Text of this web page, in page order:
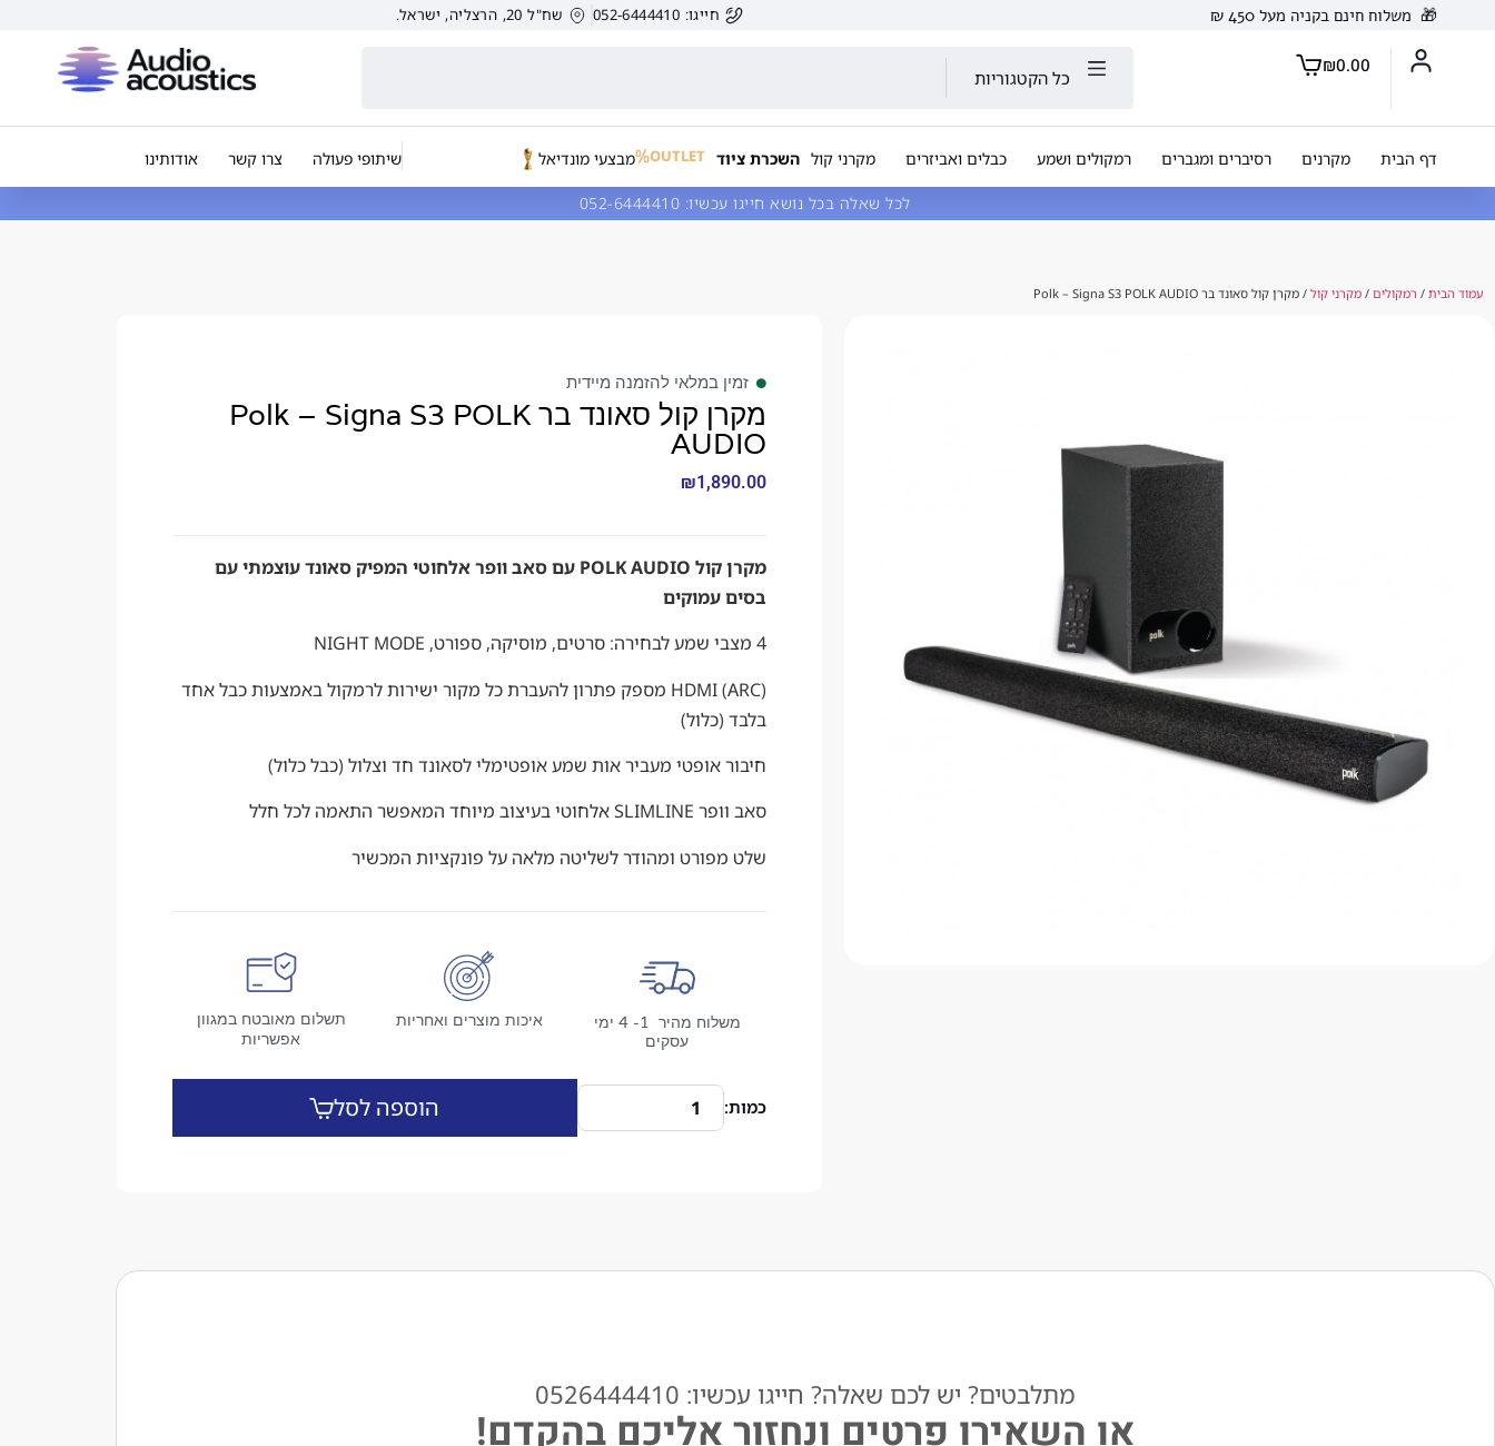
🎁 משלוח חינם בקניה מעל 450 ₪ חייגו: 052-6444410 שח"ל 20, הרצליה, ישראל.
₪0.00
כל הקטגוריות
דף הבית מקרנים רסיברים ומגברים רמקולים ושמע כבלים ואביזרים מקרני קול השכרת ציוד OUTLET מבצעי מונדיאל שיתופי פעולה צרו קשר אודותינו
לכל שאלה בכל נושא חייגו עכשיו:
עמוד הבית / רמקולים / מקרני קול / מקרן קול סאונד בר Polk – Signa S3 POLK AUDIO
זמין במלאי להזמנה מיידית
מקרן קול סאונד בר Polk – Signa S3 POLK
AUDIO
₪1,890.00
מקרן קול POLK AUDIO עם סאב וופר אלחוטי המפיק סאונד עוצמתי עם
בסים עמוקים
4 מצבי שמע לבחירה: סרטים, מוסיקה, ספורט, NIGHT MODE
(HDMI (ARC מספק פתרון להעברת כל מקור ישירות לרמקול באמצעות כבל אחד
בלבד (כלול)
חיבור אופטי מעביר אות שמע אופטימלי לסאונד חד וצלול (כבל כלול)
סאב וופר SLIMLINE אלחוטי בעיצוב מיוחד המאפשר התאמה לכל חלל
שלט מפורט ומהודר לשליטה מלאה על פונקציות המכשיר
משלוח מהיר 1- 4 ימי
עסקים
איכות מוצרים ואחריות
תשלום מאובטח במגוון
אפשריות
הוספה לסל
מתלבטים? יש לכם שאלה? חייגו עכשיו: 0526444410​
או השאירו פרטים ונחזור אליכם בהקדם!